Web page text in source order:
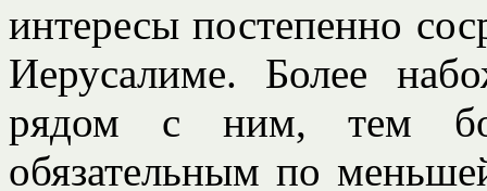
интересы постепенно
Иерусалиме. Более
рядом с ним, тем
обязательным по